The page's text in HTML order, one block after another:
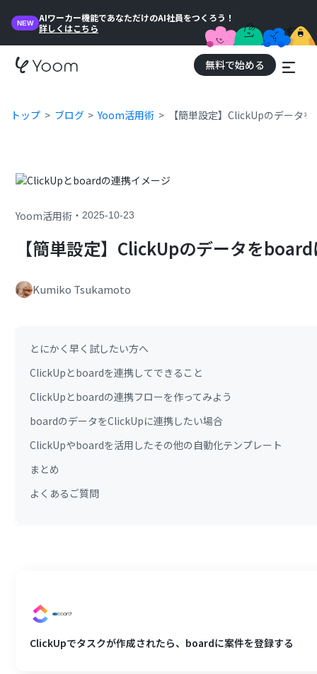
NEW
AIワーカー機能であなただけのAI社員をつくろう！
詳しくはこちら
無料で始める
トップ ブログ Yoom活用術 【簡単設定】ClickUpのデータ
Yoom活用術 ・2025-10-23
【簡単設定】ClickUpのデータを
Kumiko Tsukamoto
とにかく早く試したい方へ
ClickUpとboardを連携してできること
ClickUpとboardの連携フローを作ってみよう
boardのデータをClickUpに連携したい場合
ClickUpやboardを活用したその他の自動化テンプレート
まとめ
よくあるご質問
ClickUpでタスクが作成されたら、boardに案件を登録する